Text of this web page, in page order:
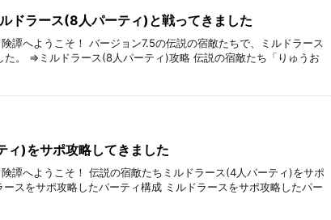
ドラース(8人パーティ)と戦ってきました
譚へようこそ！ バージョン7.5の伝説の宿敵たちで、ミルドラース
た。 ⇒ミルドラース(8人パーティ)攻略 伝説の宿敵たち「りゅうお
ィ)をサポ攻略してきました
譚へようこそ！ 伝説の宿敵たちミルドラース(4人パーティ)をサポ
スをサポ攻略したパーティ構成 ミルドラースをサポ攻略したパー